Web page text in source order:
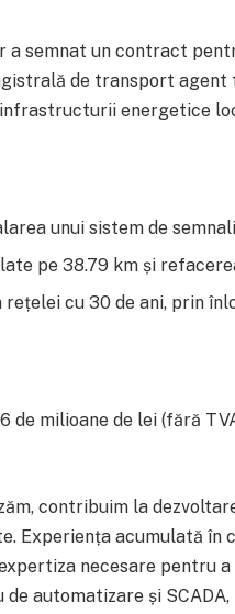
a semnat un contract
de transport agent
energetice
unui sistem de
pe 38.79 km și
cu 30 de ani, prin
de milioane de lei (fără
contribuim la
Experiența acumulată în
necesare pentru a
automatizare și